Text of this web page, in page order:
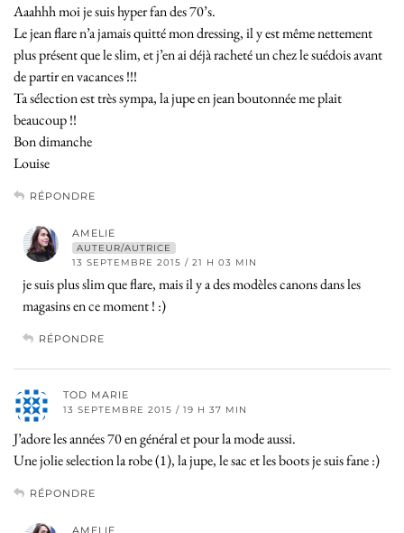
Aaahhh moi je suis hyper fan des 70’s.
Le jean flare n’a jamais quitté mon dressing, il y est même nettement
plus présent que le slim, et j’en ai déjà racheté un chez le suédois avant
de partir en vacances !!!
Ta sélection est très sympa, la jupe en jean boutonnée me plait
beaucoup !!
Bon dimanche
Louise
RÉPONDRE
AMELIE
AUTEUR/AUTRICE
13 SEPTEMBRE 2015 / 21 H 03 MIN
je suis plus slim que flare, mais il y a des modèles canons dans les
magasins en ce moment ! :)
RÉPONDRE
TOD MARIE
13 SEPTEMBRE 2015 / 19 H 37 MIN
J’adore les années 70 en général et pour la mode aussi.
Une jolie selection la robe (1), la jupe, le sac et les boots je suis fane :)
RÉPONDRE
AMELIE